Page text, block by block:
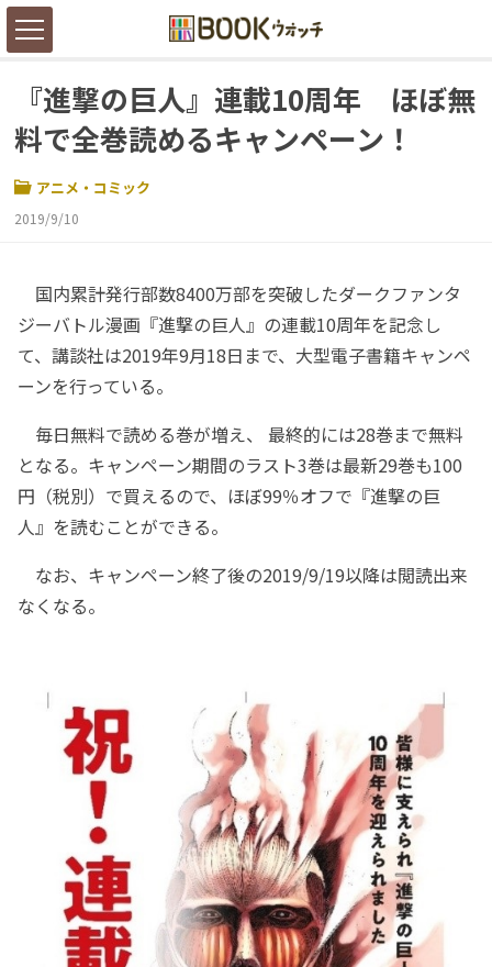
『進撃の巨人』連載10周年 ほぼ無
料で全巻読めるキャンペーン！
アニメ・コミック
2019/9/10
国内累計発行部数8400万部を突破したダークファンタ
ジーバトル漫画『進撃の巨人』の連載10周年を記念し
て、講談社は2019年9月18日まで、大型電子書籍キャンペ
ーンを行っている。
毎日無料で読める巻が増え、 最終的には28巻まで無料
となる。キャンペーン期間のラスト3巻は最新29巻も100
円（税別）で買えるので、ほぼ99％オフで『進撃の巨
人』を読むことができる。
なお、キャンペーン終了後の2019/9/19以降は閲読出来
なくなる。